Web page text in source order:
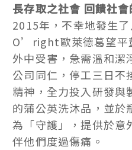
長存取之社會 回饋社
2015年，不幸地發生了
O’right歐萊德葛望平
外中受害，急需溫和潔
公司同仁，停工三日不
精神，全力投入研發與
的蒲公英洗沐品，並於
為「守護」，提供於意
伴他們度過傷痛。